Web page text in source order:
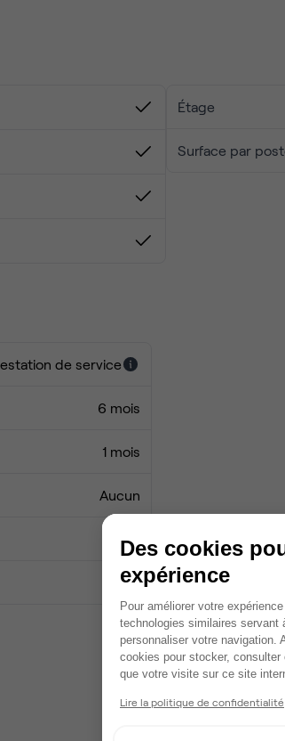
Périphérique relié au réseau
Étage
Surface par
de service
6 mois
1 mois
Aucun
0 €
0 €
Espace
Espace
Des cookies
expérience
Plateforme de
Pour améliorer votre
technologies similaires servant
personnaliser votre navigation.
cookies pour stocker,
que votre visite sur ce site
Lire la politique de confidentialité